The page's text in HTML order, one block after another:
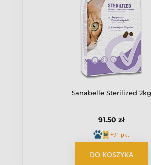
OPUBLIKUJ OPINIĘ
Sanabelle Sterilized 2kg
91.50 zł
+91 pkt
DO KOSZYKA